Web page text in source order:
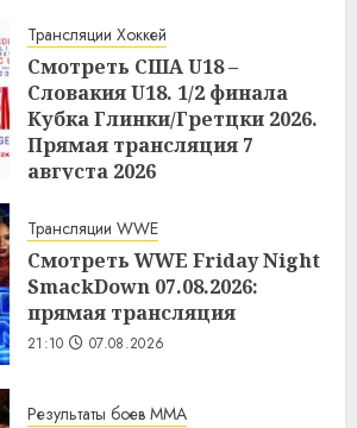
Трансляции Хоккей
Смотреть США U18 –
Словакия U18. 1/2 финала
Кубка Глинки/Гретцки 2026.
Прямая трансляция 7
августа 2026
Трансляции WWE
Смотреть WWE Friday Night
SmackDown 07.08.2026:
прямая трансляция
21:10 07.08.2026
Результаты боев MMA